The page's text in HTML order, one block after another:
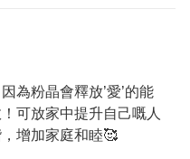
為粉晶會釋放’愛’的能
可放家中提升自己嘅人
增加家庭和睦🥰